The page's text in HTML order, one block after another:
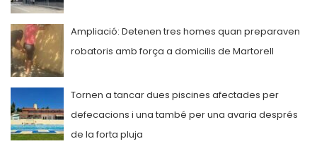
Ampliació: Detenen tres homes quan preparaven
robatoris amb força a domicilis de Martorell
Tornen a tancar dues piscines afectades per
defecacions i una també per una avaria després
de la forta pluja